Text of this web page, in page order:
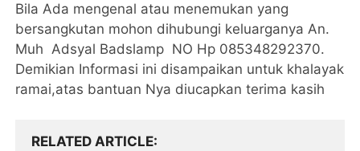
Bila Ada mengenal atau menemukan yang
bersangkutan mohon dihubungi keluarganya An.
Muh Adsyal Badslamp NO Hp 085348292370.
Demikian Informasi ini disampaikan untuk khalayak
ramai,atas bantuan Nya diucapkan terima kasih
RELATED ARTICLE